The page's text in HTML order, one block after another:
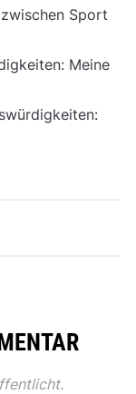
Sport
Meine